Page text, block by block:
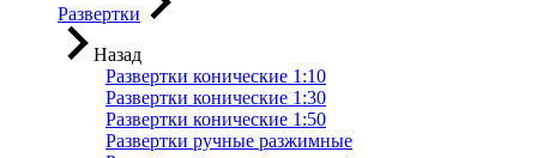
Развертки
Назад
Развертки конические 1:10
Развертки конические 1:30
Развертки конические 1:50
Развертки ручные разжимные